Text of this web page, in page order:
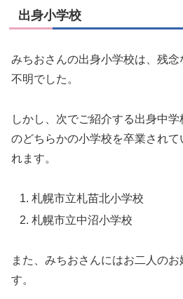
出身小学校
みちおさんの出身小学校は、残
不明でした。
しかし、次でご紹介する出身中
のどちらかの小学校を卒業され
れます。
札幌市立札苗北小学校
札幌市立中沼小学校
また、みちおさんにはお二人の
す。